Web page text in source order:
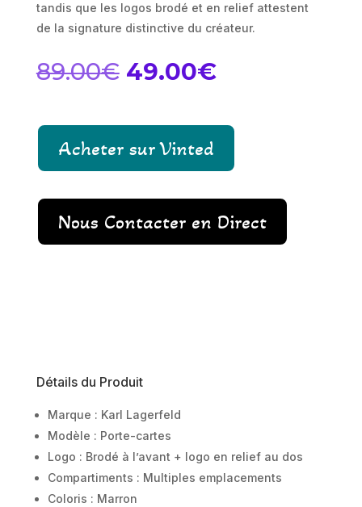
tandis que les logos brodé et en relief attestent
de la signature distinctive du créateur.
89.00€ Le
prix
était :
89.00€.
49.00€Le
est :
Acheter sur Vinted
Nous Contacter en Direct
Détails du Produit
Marque : Karl Lagerfeld
Modèle : Porte-cartes
Logo : Brodé à l’avant + logo en relief au dos
Compartiments : Multiples emplacements
Coloris : Marron